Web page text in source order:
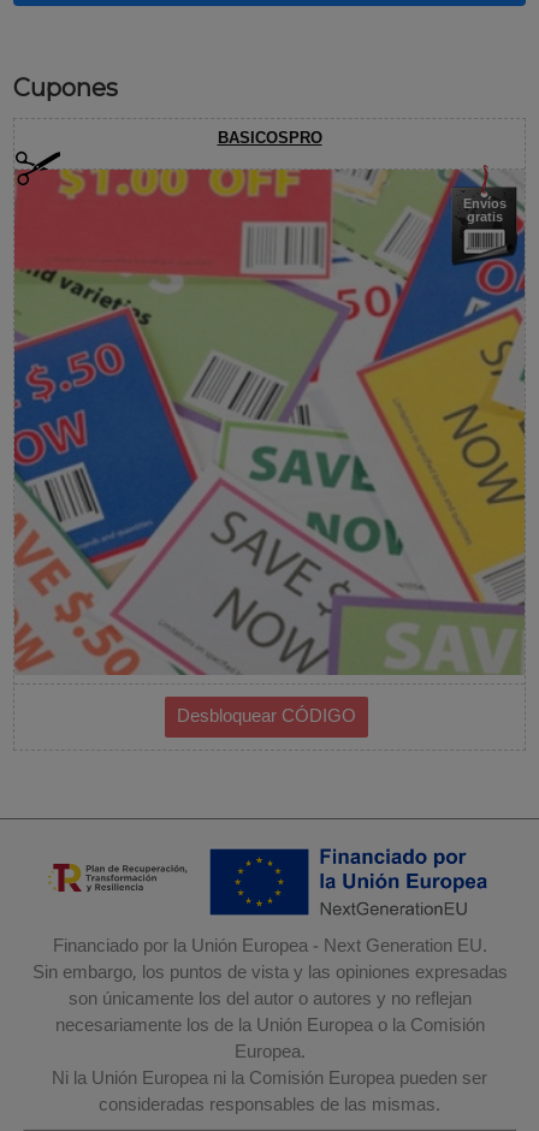
Cupones
BASICOSPRO
Envíos
gratis
Financiado por la Unión Europea - Next Generation EU.
Sin embargo, los puntos de vista y las opiniones expresadas
son únicamente los del autor o autores y no reflejan
necesariamente los de la Unión Europea o la Comisión
Europea.
Ni la Unión Europea ni la Comisión Europea pueden ser
consideradas responsables de las mismas.